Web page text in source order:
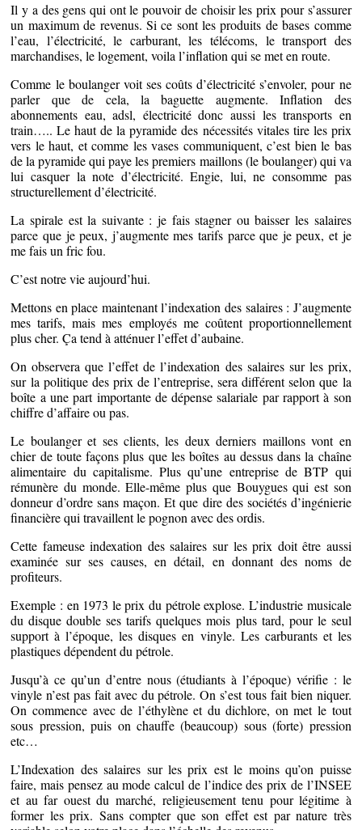
Il y a des gens qui ont le pouvoir de choisir les prix pour s’assurer
un maximum de revenus. Si ce sont les produits de bases comme
l’eau, l’électricité, le carburant, les télécoms, le transport des
marchandises, le logement, voila l’inflation qui se met en route.
Comme le boulanger voit ses coûts d’électricité s’envoler, pour ne
parler que de cela, la baguette augmente. Inflation des
abonnements eau, adsl, électricité donc aussi les transports en
train….. Le haut de la pyramide des nécessités vitales tire les prix
vers le haut, et comme les vases communiquent, c’est bien le bas
de la pyramide qui paye les premiers maillons (le boulanger) qui va
lui casquer la note d’électricité. Engie, lui, ne consomme pas
structurellement d’électricité.
La spirale est la suivante : je fais stagner ou baisser les salaires
parce que je peux, j’augmente mes tarifs parce que je peux, et je
me fais un fric fou.
C’est notre vie aujourd’hui.
Mettons en place maintenant l’indexation des salaires : J’augmente
mes tarifs, mais mes employés me coûtent proportionnellement
plus cher. Ça tend à atténuer l’effet d’aubaine.
On observera que l’effet de l’indexation des salaires sur les prix,
sur la politique des prix de l’entreprise, sera différent selon que la
boîte a une part importante de dépense salariale par rapport à son
chiffre d’affaire ou pas.
Le boulanger et ses clients, les deux derniers maillons vont en
chier de toute façons plus que les boîtes au dessus dans la chaîne
alimentaire du capitalisme. Plus qu’une entreprise de BTP qui
rémunère du monde. Elle-même plus que Bouygues qui est son
donneur d’ordre sans maçon. Et que dire des sociétés d’ingénierie
financière qui travaillent le pognon avec des ordis.
Cette fameuse indexation des salaires sur les prix doit être aussi
examinée sur ses causes, en détail, en donnant des noms de
profiteurs.
Exemple : en 1973 le prix du pétrole explose. L’industrie musicale
du disque double ses tarifs quelques mois plus tard, pour le seul
support à l’époque, les disques en vinyle. Les carburants et les
plastiques dépendent du pétrole.
Jusqu’à ce qu’un d’entre nous (étudiants à l’époque) vérifie : le
vinyle n’est pas fait avec du pétrole. On s’est tous fait bien niquer.
On commence avec de l’éthylène et du dichlore, on met le tout
sous pression, puis on chauffe (beaucoup) sous (forte) pression
etc…
L’Indexation des salaires sur les prix est le moins qu’on puisse
faire, mais pensez au mode calcul de l’indice des prix de l’INSEE
et au far ouest du marché, religieusement tenu pour légitime à
former les prix. Sans compter que son effet est par nature très